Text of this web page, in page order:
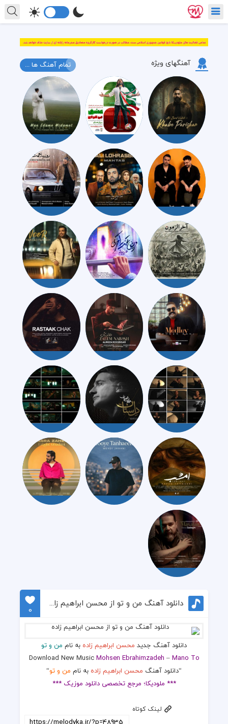
آهنگهای ویژه تمام آهنگ ها ...
دانلود آهنگ من و تو از محسن ابراهیم زاده
0
دانلود آهنگ جدید محسن ابراهیم زاده به نام من و تو
Download New MusicMohsen Ebrahimzadeh –Mano To
“دانلود آهنگ محسن ابراهیم زاده به نام من و تو“
*** ملودیکا؛ مرجع تخصصی دانلود موزیک ***
لینک کوتاه